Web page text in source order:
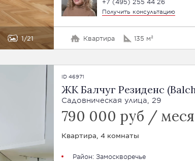
1 21
Получить консультацию
Квартира 135 м²
ID 46971
ЖК Балчуг Резиденс
Садовническая улица, 29
790 000 руб /
Квартира, 4 комнаты
Район: Замоскворечье